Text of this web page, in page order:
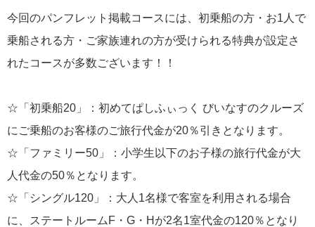
今回のパンフレット掲載コースには、初乗船の方・お1人で
乗船される方・ご家族連れの方が受けられる特典が設定さ
れたコースが多数ございます！！
☆「初乗船20」：初めてぱしふぃっく びいなすのクルーズ
にご乗船のお客様のご旅行代金が20％引きとなります。
☆「ファミリー50」：小学生以下のお子様の旅行代金が大
人代金の50％となります。
☆「シングル120」：大人1名様で客室を利用される場合
に、ステートルームF・G・Hが2名1室代金の120％となり
ねずみ君のつぶやき♪
世界一周クルーズ
飛鳥II 2018年世界一周クルーズ
初夏の日本一周
コースご案内